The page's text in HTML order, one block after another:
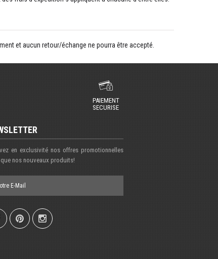
et aucun retour/échange ne pourra être accepté.
PAIEMENT
SECURISE
en exclusivité nos offres promotionnelles
nos nouveaux produits!